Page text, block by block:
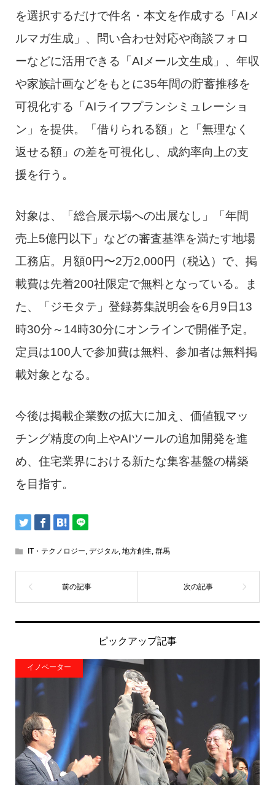
を選択するだけで件名・本文を作成する「AIメ
ルマガ生成」、問い合わせ対応や商談フォロ
ーなどに活用できる「AIメール文生成」、年収
や家族計画などをもとに35年間の貯蓄推移を
可視化する「AIライフプランシミュレーショ
ン」を提供。「借りられる額」と「無理なく
返せる額」の差を可視化し、成約率向上の支
援を行う。
対象は、「総合展示場への出展なし」「年間
売上5億円以下」などの審査基準を満たす地場
工務店。月額0円〜2万2,000円（税込）で、掲
載費は先着200社限定で無料となっている。ま
た、「ジモタテ」登録募集説明会を6月9日13
時30分～14時30分にオンラインで開催予定。
定員は100人で参加費は無料、参加者は無料掲
載対象となる。
今後は掲載企業数の拡大に加え、価値観マッ
チング精度の向上やAIツールの追加開発を進
め、住宅業界における新たな集客基盤の構築
を目指す。
IT・テクノロジー デジタル, 地方創生 群馬
ピックアップ記事
イノベーター